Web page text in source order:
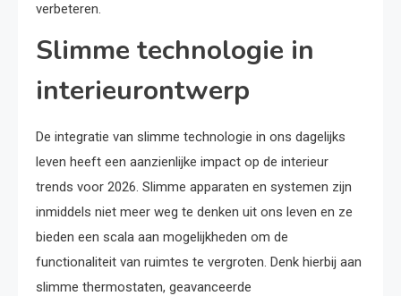
verbeteren.
Slimme technologie in
interieurontwerp
De integratie van slimme technologie in ons dagelijks
leven heeft een aanzienlijke impact op de interieur
trends voor 2026. Slimme apparaten en systemen zijn
inmiddels niet meer weg te denken uit ons leven en ze
bieden een scala aan mogelijkheden om de
functionaliteit van ruimtes te vergroten. Denk hierbij aan
slimme thermostaten, geavanceerde